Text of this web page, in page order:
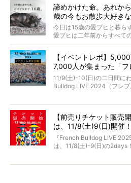
くれる？」
さらには、霊感がない人で
法まで。
お笑い芸人だからこそ暗く
と軽くなる。
永久保存版のスペシャル対
た。
僧侶としての名は「靖賢（
当時54歳という年齢にして
選んだのか。
また、愛犬の旅立ちとどの
た。
諦めかけた命。あれか
歳の今もお散歩大好き
今日は15歳の愛ブヒと暮ら
愛ブヒは二年前からすべて
激減。検査をしても異常は
もう諦めるしかないのかな
が「THE fu-do(ザ・フード
そして「THE fu-do(ザ・フ
ブヒは15歳になり、今も元
今回は、二年前の絶望か
【イベントレポ】
7,000人が集まった「
貌！
11/9(土)-10(日)の二日間に
Bulldog LIVE 2024（フレブ
今年はのべ5,000頭のフレ
day1の司会はフレブルラ
ェスには世代ど真ん中の
に豪華なラインナップ。
北は北海道、南は鹿児島県
グが一堂に会した「フレブ
【前売りチケット販売
は、11/8(土)9(日)開催
マソング制作も決定
『French Bulldog LIVE
は、11/8(土)-9(日)の2days！
お得な前売りチケット、